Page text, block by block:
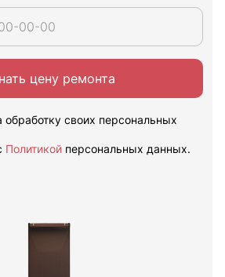
цену ремонта
обработку своих персональных
Политикой персональных данных.